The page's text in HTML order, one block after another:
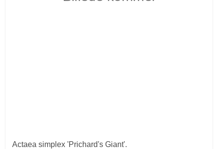
Actaea simplex 'Prichard's Giant'.